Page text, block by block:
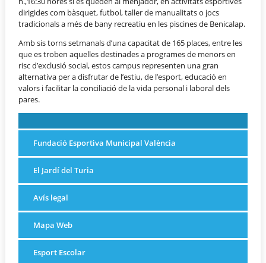
dirigides com bàsquet, futbol, taller de manualitats o jocs
tradicionals a més de bany recreatiu en les piscines de Benicalap.
Amb sis torns setmanals d’una capacitat de 165 places, entre les
que es troben aquelles destinades a programes de menors en
risc d’exclusió social, estos campus representen una gran
alternativa per a disfrutar de l’estiu, de l’esport, educació en
valors i facilitar la conciliació de la vida personal i laboral dels
pares.
Fundació Esportiva Municipal València
El Jardí del Turia
Avís legal
Mapa Web
Esport Escolar